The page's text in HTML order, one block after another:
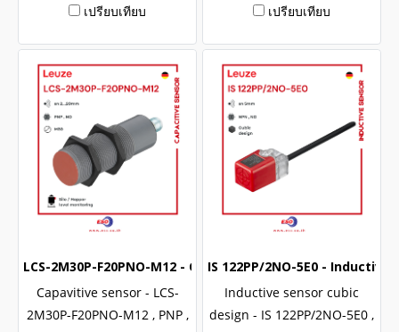
เปรียบเทียบ
เปรียบเทียบ
LCS-2M30P-F20PNO-M12 - Capavitive sensor (M30) (PNP
Capavitive sensor - LCS-
2M30P-F20PNO-M12 , PNP ,
IS 122PP/2NO-5E0 - Inductive
Inductive sensor cubic
design - IS 122PP/2NO-5E0 ,